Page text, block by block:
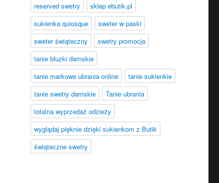
reserved swetry
sklep ebutik.pl
sukienka quiosque
sweter w paski
sweter świąteczny
swetry promocja
tanie bluzki damskie
tanie markowe ubrania online
tanie sukienkie
tanie swetry damskie
Tanie ubrania
totalna wyprzedaż odzieży
wyglądaj pięknie dzięki sukienkom z Butik
świąteczne swetry